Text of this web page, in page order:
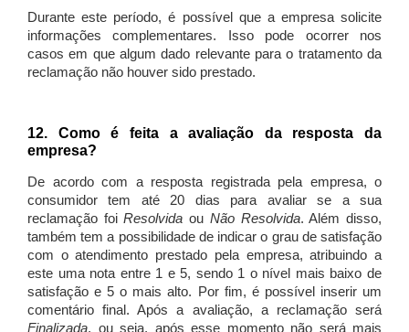
Durante este período, é possível que a empresa solicite
informações complementares. Isso pode ocorrer nos
casos em que algum dado relevante para o tratamento da
reclamação não houver sido prestado.
12. Como é feita a avaliação da resposta da
empresa?
De acordo com a resposta registrada pela empresa, o
consumidor tem até 20 dias para avaliar se a sua
reclamação foiResolvida ou Não Resolvida. Além disso,
também tem a possibilidade de indicar o grau de satisfação
com o atendimento prestado pela empresa, atribuindo a
este uma nota entre 1 e 5, sendo 1 o nível mais baixo de
satisfação e 5 o mais alto. Por fim, é possível inserir um
comentário final. Após a avaliação, a reclamação será
Finalizada, ou seja, após esse momento não será mais